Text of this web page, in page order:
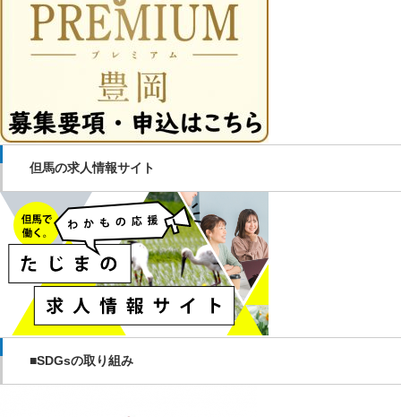
但馬の求人情報サイト
■SDGsの取り組み